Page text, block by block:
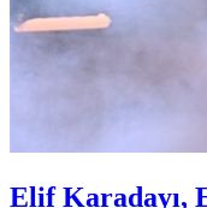
Elif Karadayı,